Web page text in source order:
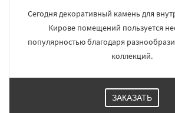
Сегодня декоративный камень для
Кирове помещений пользуется
популярностью благодаря
коллекций.
ЗАКАЗАТЬ